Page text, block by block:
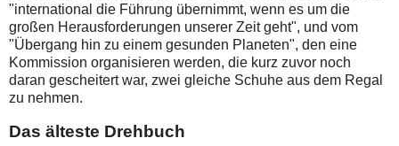
"international die Führung übernimmt, wenn es um die
großen Herausforderungen unserer Zeit geht", und vom
"Übergang hin zu einem gesunden Planeten", den eine
Kommission organisieren werden, die kurz zuvor noch
daran gescheitert war, zwei gleiche Schuhe aus dem Regal
zu nehmen.
Das älteste Drehbuch